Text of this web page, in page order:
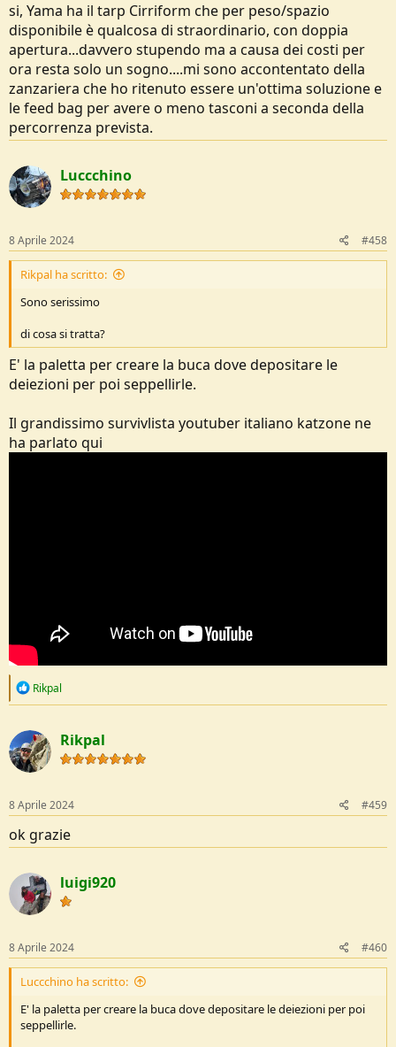
si, Yama ha il tarp Cirriform che per peso/spazio
disponibile è qualcosa di straordinario, con doppia
apertura...davvero stupendo ma a causa dei costi per
ora resta solo un sogno....mi sono accontentato della
zanzariera che ho ritenuto essere un'ottima soluzione e
le feed bag per avere o meno tasconi a seconda della
percorrenza prevista.
Luccchino
8 Aprile 2024 #458
Rikpal ha scritto:
Sono serissimo
di cosa si tratta?
E' la paletta per creare la buca dove depositare le
deiezioni per poi seppellirle.
Il grandissimo survivlista youtuber italiano katzone ne
ha parlato qui
R
c
t
i
o
s
:
Rikpal
Rikpal
8 Aprile 2024 #459
ok grazie
luigi920
8 Aprile 2024 #460
Luccchino ha scritto:
E' la paletta per creare la buca dove depositare le deiezioni per poi
seppellirle.